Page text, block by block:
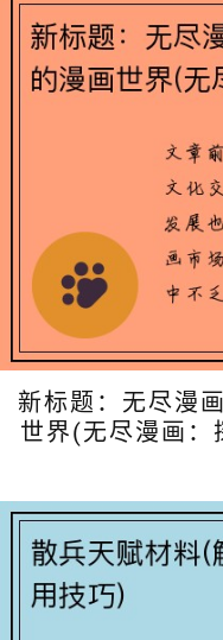
新标题：无尽漫
世界(无尽漫画：